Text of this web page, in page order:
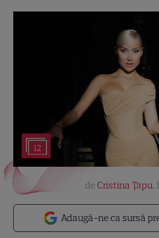
12
Adaugă-ne ca sursă
de Cristina Țapu,